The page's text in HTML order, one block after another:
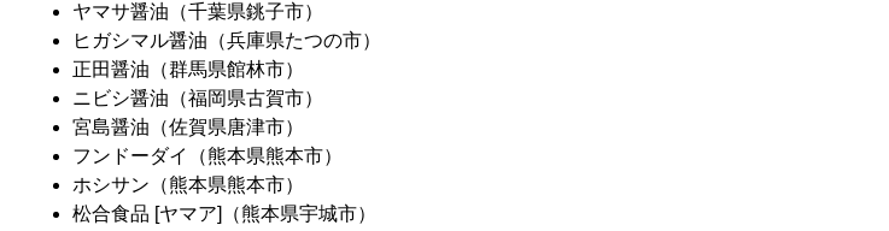
ヤマサ醤油（千葉県銚子市）
ヒガシマル醤油（兵庫県たつの市）
正田醤油（群馬県館林市）
ニビシ醤油（福岡県古賀市）
宮島醤油（佐賀県唐津市）
フンドーダイ（熊本県熊本市）
ホシサン（熊本県熊本市）
松合食品 [ヤマア]（熊本県宇城市）